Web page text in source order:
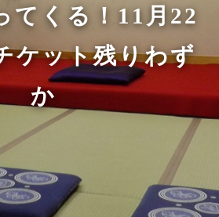
てくる！11月22
ケット残りわず
か